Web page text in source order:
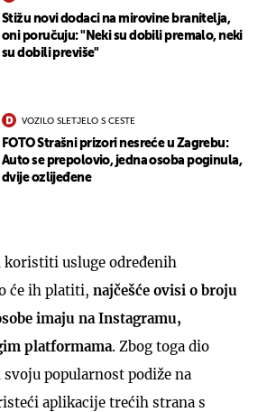
Stižu novi dodaci na mirovine branitelja,
oni poručuju: "Neki su dobili premalo, neki
su dobili previše"
VOZILO SLETJELO S CESTE
FOTO Strašni prizori nesreće u Zagrebu:
Auto se prepolovio, jedna osoba poginula,
dvije ozlijeđene
koristiti usluge određenih
će ih platiti, najčešće ovisi o broju
imaju na Instagramu,
platformama. Zbog toga dio
popularnost podiže na
aplikacije trećih strana s